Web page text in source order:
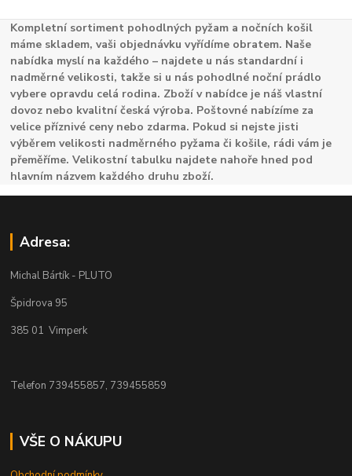
Kompletní sortiment pohodlných pyžam a nočních košil
máme skladem, vaši objednávku vyřídíme obratem. Naše
nabídka myslí na každého – najdete u nás standardní i
nadměrné velikosti, takže si u nás pohodlné noční prádlo
vybere opravdu celá rodina. Zboží v nabídce je náš vlastní
dovoz nebo kvalitní česká výroba. Poštovné nabízíme za
velice příznivé ceny nebo zdarma. Pokud si nejste jisti
výběrem velikosti nadměrného pyžama či košile, rádi vám je
přeměříme. Velikostní tabulku najdete nahoře hned pod
hlavním názvem každého druhu zboží.
Adresa:
Michal Bártík - PLUTO
Špidrova 95
385 01 Vimperk
Telefon 739455857, 739455859
VŠE O NÁKUPU